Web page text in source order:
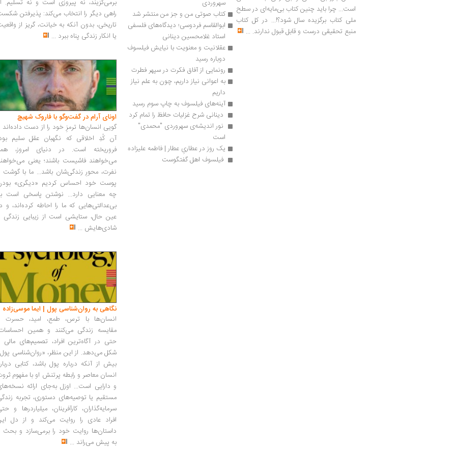
است... چرا باید چنین کتاب بی‌مایه‌ای در سطح
ملی کتاب برگزیده سال شود؟!... در کل کتاب
منبع تحقیقی درست و قابل قبول ندارند. ...
سهروردی
کتاب صوتی من و جز من منتشر شد
استاد غلامحسین دینانی
دوباره رسید
رونمایی از آفاق فکرت در سپهر فطرت
داریم
آینه‌های فیلسوف به چاپ سوم رسید
دینانی شرح غزلیات حافظ را تمام کرد
است
یک روز در عطاریِ عطار | فاطمه علیزاده
فیلسوف اهل گفتگوست
برمی‌گزیند، نه پیروزی است و نه تسلیم.
راهی دیگر را انتخاب می‌کند: پذیرفتن
تاریخی، بدون آنکه به خیانت، گریز از
یا انکار زندگی پناه ببرد ...
اونای آرام در گفت‌وگو با فاروک شهیچ‭
گویی انسان‌ها ترمزِ خود را از دست داده‌اند
آن کُدِ اخلاقی که نگهبان عقل سلیم
فروریخته است. در دنیای امروز،
می‌خواهند فاشیست باشند؛ یعنی
نفرت، محورِ زندگی‌شان باشد... ما با گوشت
پوست خود احساس کردیم «دیگری»
چه معنایی دارد... نوشتن پاسخی است
بی‌عدالتی‌هایی که ما را احاطه کرده‌اند، و
عین حال، ستایشی است از زیبایی زندگی
شادی‌هایش ...
نگاهی به روان‌شناسی پول | ایما موسی‌زاده
انسان‌ها با ترس، طمع، امید، حسرت
مقایسه زندگی می‌کنند و همین
حتی در آگاه‌ترین افراد، تصمیم‌های مالی
شکل می‌دهد. از این منظر، «روان‌شناسی
بیش از آنکه درباره پول باشد، کتابی
انسان معاصر و رابطه پرتنش او با مفهوم
و دارایی است... اوزل به‌جای ارائه
مستقیم یا توصیه‌های دستوری، تجربه
سرمایه‌گذاران، کارآفرینان، میلیاردرها و
افراد عادی را روایت می‌کند و از دل
داستان‌ها روایت خود را برمی‌سازد و بحث
به پیش می‌راند ...